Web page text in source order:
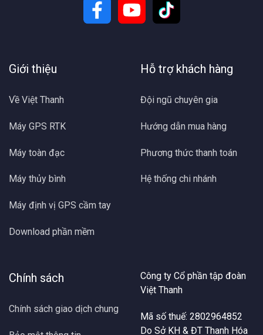
Giới thiệu
Về Việt Thanh
Máy GPS RTK
Máy toàn đạc
Máy thủy bình
Máy định vị GPS cầm tay
Download phần mềm
Hỗ trợ khách hàng
Đội ngũ chuyên gia
Hướng dẫn mua hàng
Phương thức thanh toán
Hệ thống chi nhánh
Chính sách
Chính sách giao dịch chung
Công ty Cổ phần tập đoàn
Việt Thanh
Mã số thuế: 2802964852
Do Sở KH & ĐT Thanh Hóa